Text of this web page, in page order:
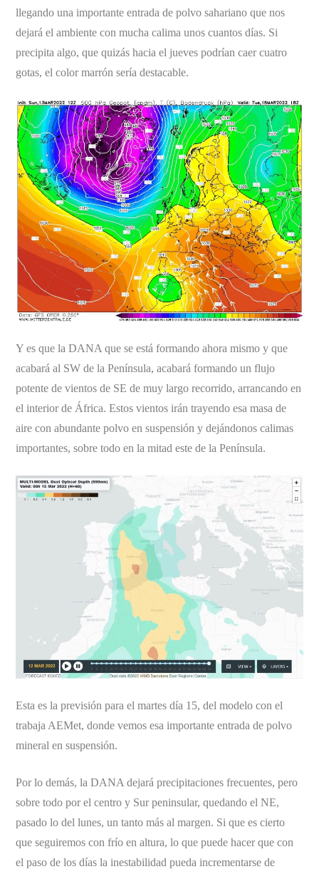
llegando una importante entrada de polvo sahariano que nos
dejará el ambiente con mucha calima unos cuantos días. Si
precipita algo, que quizás hacia el jueves podrían caer cuatro
gotas, el color marrón sería destacable.
Y es que la DANA que se está formando ahora mismo y que
acabará al SW de la Península, acabará formando un flujo
potente de vientos de SE de muy largo recorrido, arrancando en
el interior de África. Estos vientos irán trayendo esa masa de
aire con abundante polvo en suspensión y dejándonos calimas
importantes, sobre todo en la mitad este de la Península.
Esta es la previsión para el martes día 15, del modelo con el
trabaja AEMet, donde vemos esa importante entrada de polvo
mineral en suspensión.
Por lo demás, la DANA dejará precipitaciones frecuentes, pero
sobre todo por el centro y Sur peninsular, quedando el NE,
pasado lo del lunes, un tanto más al margen. Si que es cierto
que seguiremos con frío en altura, lo que puede hacer que con
el paso de los días la inestabilidad pueda incrementarse de